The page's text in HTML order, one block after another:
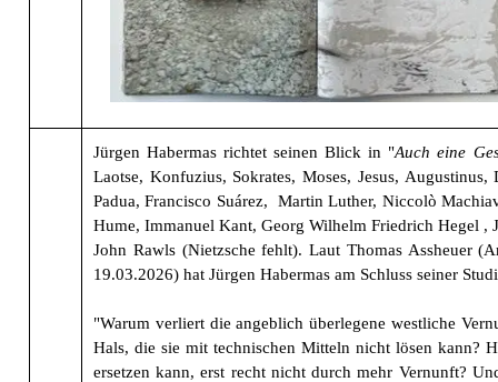
Jürgen Habermas richtet seinen Blick in "Auch eine
Laotse, Konfuzius, Sokrates, Moses, Jesus,
Padua, Francisco Suárez, Martin Luther, Niccolò
Hume, Immanuel Kant, Georg Wilhelm Friedrich Hegel ,
John Rawls (Nietzsche fehlt). Laut Thomas Assheuer
19.03.2026) hat Jürgen Habermas am Schluss seiner
"Warum verliert die angeblich überlegene westliche
Hals, die sie mit technischen Mitteln nicht lösen kann?
ersetzen kann, erst recht nicht durch mehr Vernunft?